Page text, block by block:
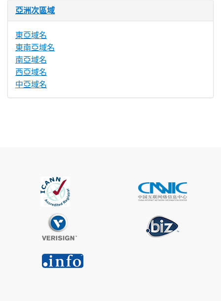
亞洲次區域
東亞域名
東南亞域名
南亞域名
西亞域名
中亞域名